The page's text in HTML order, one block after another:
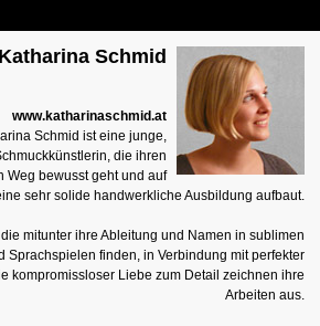
Katharina Schmid
www.katharinaschmid.at
Schmid ist eine junge,
die ihren
Weg bewusst geht und auf
sehr solide handwerkliche Ausbildung aufbaut.
mitunter ihre Ableitung und Namen in sublimen
Sprachspielen finden, in Verbindung mit perfekter
kompromissloser Liebe zum Detail zeichnen ihre
Arbeiten aus.